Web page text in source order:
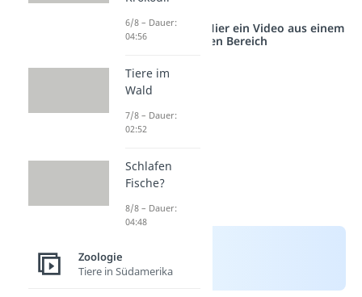
Studyflix vernetzt: Hier ein Video aus einem
anderen Bereich
6/8 – Dauer:
04:56
Tiere im
Wald
7/8 – Dauer:
02:52
Schlafen
Fische?
8/8 – Dauer:
04:48
Zoologie
Tiere in Südamerika